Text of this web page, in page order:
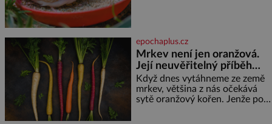
vznikl hladký
se o nenáročného klidného
ptáčka, který většinu dne jen
posedává. Hodně času tráví na
zemi, kde sbírá zbytky semínek
Jeho domovinou je prakticky
celá Austrálie s výjimkou
pobřežní oblasti.
epochaplus.cz
Mrkev není jen oranžová.
Její neuvěřitelný příběh
začíná fialovou barvou
Když dnes vytáhneme ze země
mrkev, většina z nás očekává
sytě oranžový kořen. Jenže po